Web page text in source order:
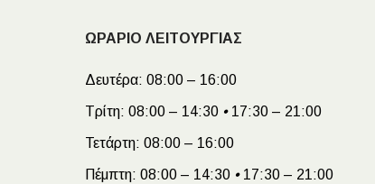
ΩΡΑΡΙΟ ΛΕΙΤΟΥΡΓΙΑΣ
Δευτέρα: 08:00 – 16:00
Τρίτη: 08:00 – 14:30 •17:30 – 21:00
Τετάρτη: 08:00 – 16:00
Πέμπτη: 08:00 – 14:30 •17:30 – 21:00